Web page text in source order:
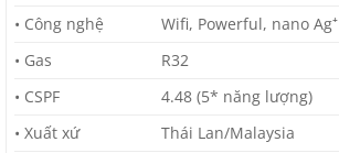
• Công nghệ
Wifi, Powerful, nano Ag⁺
• Gas
R32
• CSPF
4.48 (5* năng lượng)
• Xuất xứ
Thái Lan/Malaysia